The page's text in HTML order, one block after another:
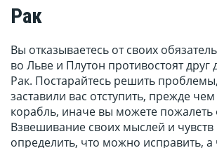
Рак
Вы отказываетесь от своих
во Льве и Плутон противостоят друг
Рак. Постарайтесь решить
заставили вас отступить, прежде
корабль, иначе вы можете пожалеть
Взвешивание своих мыслей и
определить, что можно исправить, а